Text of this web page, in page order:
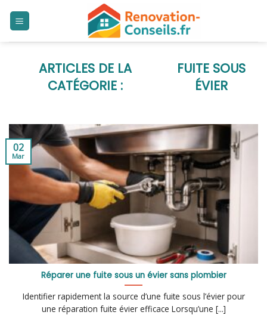
FUITE SOUS
ÉVIER
Réparer une fuite sous un évier sans plombier
Identifier rapidement la source d’une fuite sous l’évier pour
une réparation fuite évier efficace Lorsqu’une [...]
02
Mar